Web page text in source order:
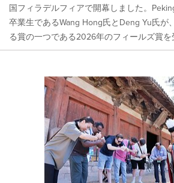
国フィラデルフィアで開幕しました。
卒業生であるWang Hong氏とDeng Yu氏が
る賞の一つである2026年のフィールズ賞を